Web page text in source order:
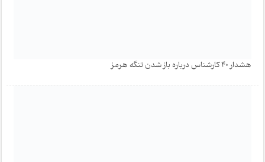
هشدار 40 کارشناس درباره باز شدن تنگه هرمز